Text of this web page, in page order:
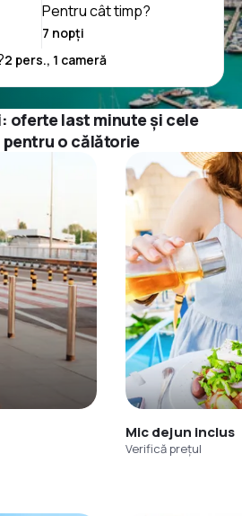
Pentru cât timp?
oferte last minute și cele
pentru o călătorie
Mic dejun inclus
Verifică prețul